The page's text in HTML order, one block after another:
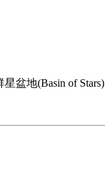
盆地(Basin of Stars)